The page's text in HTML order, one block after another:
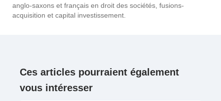
anglo-saxons et français en droit des sociétés, fusions-
acquisition et capital investissement.
Ces articles pourraient également
vous intéresser